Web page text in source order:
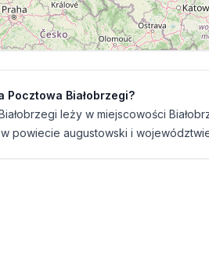
Pocztowa Białobrzegi?
leży w miejscowości
powiecie augustowski i